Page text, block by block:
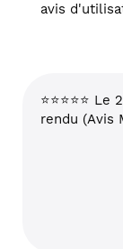
avis
⭐⭐⭐⭐⭐
rendu (Avis